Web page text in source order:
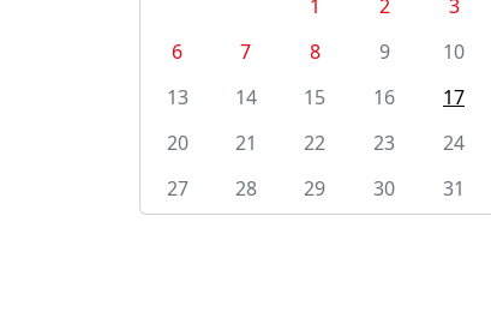
1
2 3
6
7 8 9 10
13
14 15 16 17
20
21 22 23 24
27
28 29 30 31